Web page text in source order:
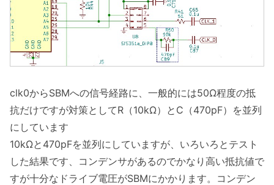
clk0からSBMへの信号経路に、一般的には50Ω程度の抵
抗だけですが対策としてR（10kΩ）とC（470pF）を並列
にしています
10kΩと470pFを並列にしていますが、いろいろとテスト
した結果です、コンデンサがあるのでかなり高い抵抗値で
すが十分なドライブ電圧がSBMにかかります。コンデン